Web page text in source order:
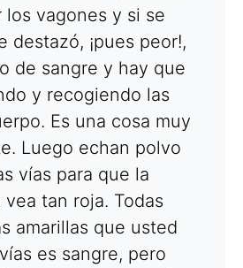
los vagones y si se
destazó, ¡pues peor!,
de sangre y hay que
y recogiendo las
Es una cosa muy
Luego echan polvo
vías para que la
tan roja. Todas
amarillas que usted
es sangre, pero